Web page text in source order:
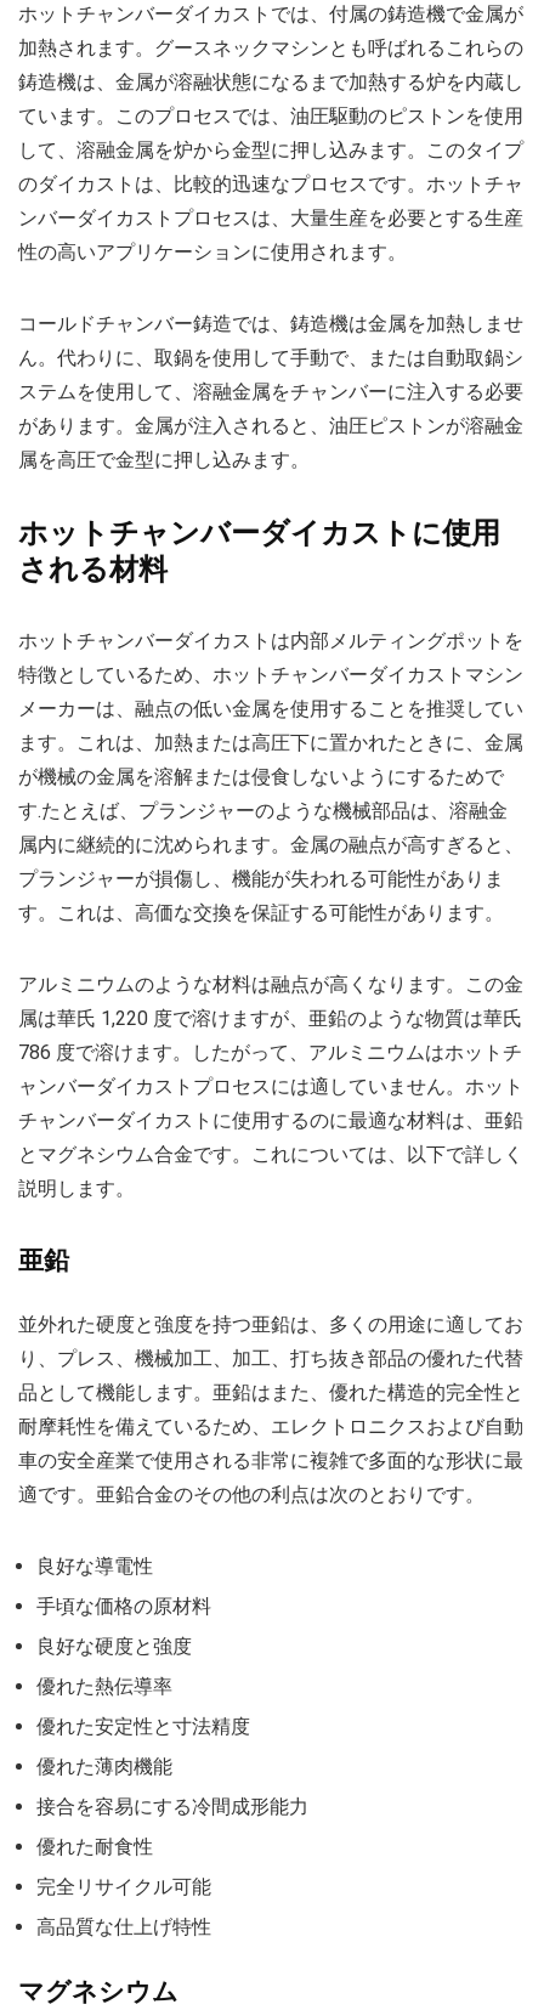
ホットチャンバーダイカストでは、付属の鋳造機で金属が
加熱されます。グースネックマシンとも呼ばれるこれらの
鋳造機は、金属が溶融状態になるまで加熱する炉を内蔵し
ています。このプロセスでは、油圧駆動のピストンを使用
して、溶融金属を炉から金型に押し込みます。このタイプ
のダイカストは、比較的迅速なプロセスです。ホットチャ
ンバーダイカストプロセスは、大量生産を必要とする生産
性の高いアプリケーションに使用されます。
コールドチャンバー鋳造では、鋳造機は金属を加熱しませ
ん。代わりに、取鍋を使用して手動で、または自動取鍋シ
ステムを使用して、溶融金属をチャンバーに注入する必要
があります。金属が注入されると、油圧ピストンが溶融金
属を高圧で金型に押し込みます。
ホットチャンバーダイカストに使用
される材料
ホットチャンバーダイカストは内部メルティングポットを
特徴としているため、ホットチャンバーダイカストマシン
メーカーは、融点の低い金属を使用することを推奨してい
ます。これは、加熱または高圧下に置かれたときに、金属
が機械の金属を溶解または侵食しないようにするためで
す.たとえば、プランジャーのような機械部品は、溶融金
属内に継続的に沈められます。金属の融点が高すぎると、
プランジャーが損傷し、機能が失われる可能性がありま
す。これは、高価な交換を保証する可能性があります。
アルミニウムのような材料は融点が高くなります。この金
属は華氏 1,220 度で溶けますが、亜鉛のような物質は華氏
786 度で溶けます。したがって、アルミニウムはホットチ
ャンバーダイカストプロセスには適していません。ホット
チャンバーダイカストに使用するのに最適な材料は、亜鉛
とマグネシウム合金です。これについては、以下で詳しく
説明します。
亜鉛
並外れた硬度と強度を持つ亜鉛は、多くの用途に適してお
り、プレス、機械加工、加工、打ち抜き部品の優れた代替
品として機能します。亜鉛はまた、優れた構造的完全性と
耐摩耗性を備えているため、エレクトロニクスおよび自動
車の安全産業で使用される非常に複雑で多面的な形状に最
適です。亜鉛合金のその他の利点は次のとおりです。
良好な導電性
手頃な価格の原材料
良好な硬度と強度
優れた熱伝導率
優れた安定性と寸法精度
優れた薄肉機能
接合を容易にする冷間成形能力
優れた耐食性
完全リサイクル可能
高品質な仕上げ特性
マグネシウム